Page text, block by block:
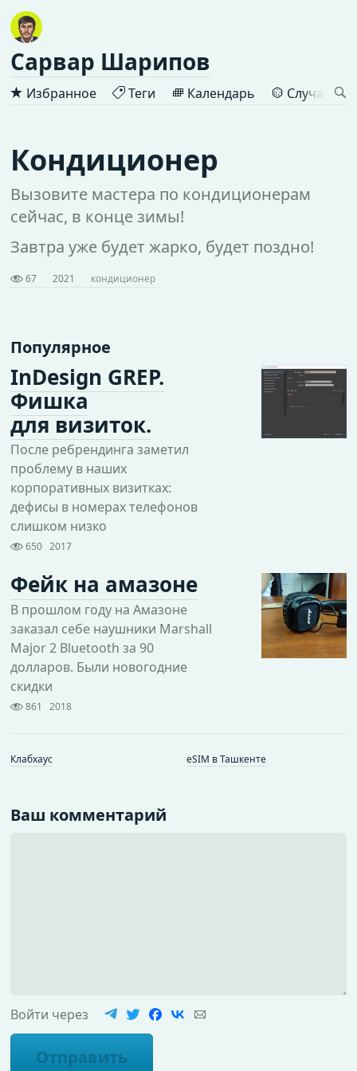
Сарвар Шарипов
Избранное Теги Календарь
Кондиционер
Вызовите мастера по кондиционерам
сейчас, в конце зимы!
Завтра уже будет жарко, будет поздно!
67 2021 кондиционер
Популярное
InDesign GREP.
Фишка
для визиток.
После ребрендинга заметил
проблему в наших
корпоративных визитках:
дефисы в номерах телефонов
слишком низко
650 2017
Фейк на амазоне
В прошлом году на Амазоне
заказал себе наушники Marshall
Major 2 Bluetooth за 90
долларов. Были новогодние
скидки
861 2018
Клабхаус eSIM в Ташкенте
Ваш комментарий
Войти через
Отправить